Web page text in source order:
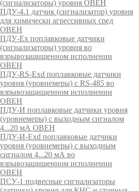
(сигнализаторы) уровня ОВЕН
ПДУ-4.1 датчик (сигнализатор) уровня
для химически агрессивных сред
ОВЕН
ПДУ-Ex поплавковые датчики
(сигнализаторы) уровня во
взрывозащищенном исполнении
ОВЕН
ПДУ-RS-Exd поплавковые датчики
уровня (уровнемеры) с RS-485 во
взрывозащищенном исполнении
ОВЕН
ПДУ-И поплавковые датчики уровня
(уровнемеры) с выходным сигналом
4...20 мА ОВЕН
ПДУ-И-Exd поплавковые датчики
уровня (уровнемеры) с выходным
сигналом 4...20 мА во
взрывозащищенном исполнении
ОВЕН
ПСУ-1 подвесные сигнализаторы